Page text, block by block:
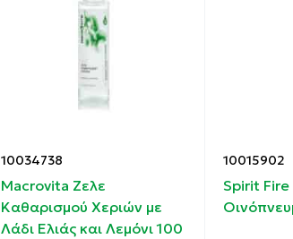
10034738
Macrovita Ζελε
Καθαρισμού Χεριών με
Λάδι Ελιάς και Λεμόνι 100
10015902
Spirit Fire